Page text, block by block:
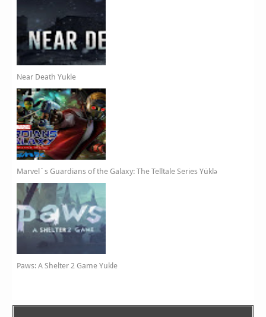
Near Death Yukle
Marvel`s Guardians of the Galaxy: The Telltale Series Yüklə
Paws: A Shelter 2 Game Yukle